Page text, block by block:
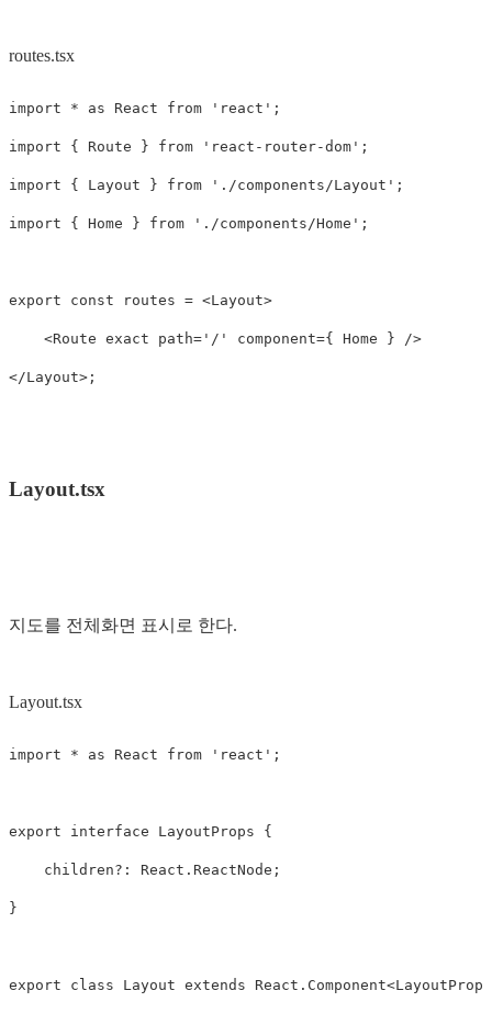
routes.tsx
import * as React from ' react ' ;
import { Route } from ' react-router-dom ' ;
import { Layout } from ' ./components/Layout ' ;
import { Home } from ' ./components/Home ' ;
export const routes = <Layout>
<Route exact path= ' / ' component={ Home } /
</Layout>
Layout.tsx
지도를 전체화면 표시로 한다.
Layout.tsx
import * as React from ' react ' ;
export interface LayoutProps {
children?: React . ReactNode ;
}
export class Layout extends React . Component<LayoutProps